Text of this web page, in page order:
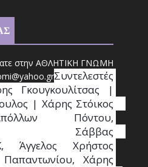
στην ΑΘΛΗΤΙΚΗ ΓΝΩΜΗ
Συντελεστές
Γκουγκουλίτσας |
| Χάρης Στόικος
Πόντου,
Σάββας
Άγγελος Χρήστος
Παπαντωνίου, Χάρης